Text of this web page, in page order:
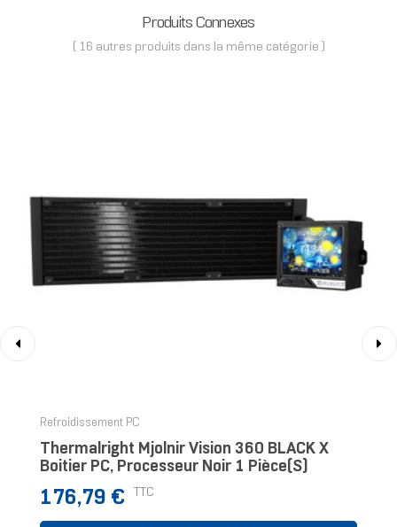
Produits Connexes
( 16 autres produits dans la même catégorie )
Refroidissement PC
Thermalright Mjolnir Vision 360 BLACK X
Boitier PC, Processeur Noir 1 Pièce(s)
Prix
176,79 € TTC